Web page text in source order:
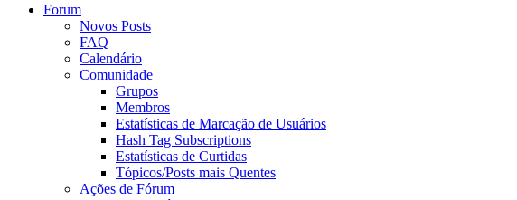
Forum
Novos Posts
FAQ
Calendário
Comunidade
Grupos
Membros
Estatísticas de Marcação de Usuários
Hash Tag Subscriptions
Estatísticas de Curtidas
Tópicos/Posts mais Quentes
Ações de Fórum